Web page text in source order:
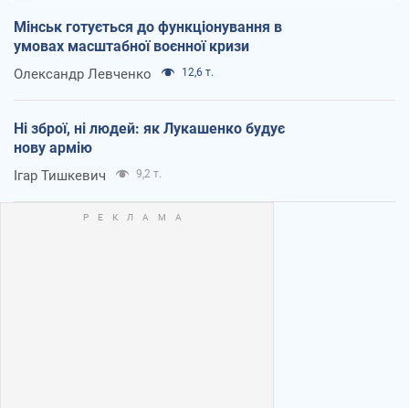
Мінськ готується до функціонування в
умовах масштабної воєнної кризи
Олександр Левченко 12,6 т.
Ні зброї, ні людей: як Лукашенко будує
нову армію
Ігар Тишкевич 9,2 т.